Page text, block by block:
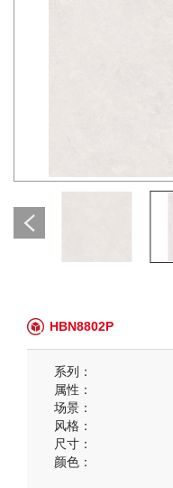
HBN8802P
系列：
属性：
场景：
风格：
尺寸：
颜色：